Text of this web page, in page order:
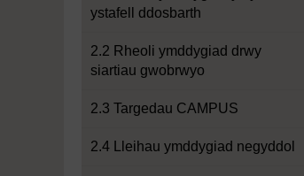
ystafell ddosbarth
2.2 Rheoli ymddygiad drwy
siartiau gwobrwyo
2.3 Targedau CAMPUS
2.4 Lleihau ymddygiad negyddol